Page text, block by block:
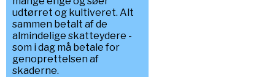
udtørret og kultiveret. Alt
sammen betalt af de
almindelige skatteydere -
som i dag må betale for
genoprettelsen af
skaderne.